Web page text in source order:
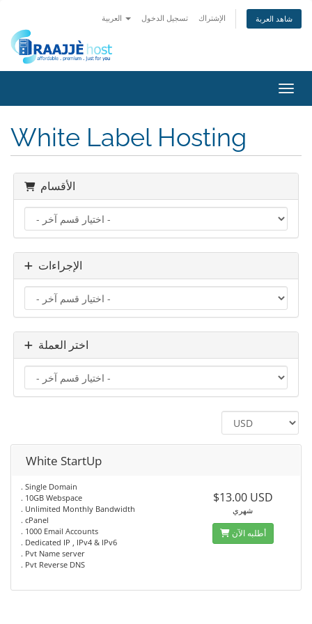
تسجيل الدخول الإشتراك شاهد العربة
White Label Hosting
الأقسام
الإجراءات
اختر العملة
White StartUp
. Single Domain
. 10GB Webspace
. Unlimited Monthly Bandwidth
. cPanel
. 1000 Email Accounts
. Dedicated IP , IPv4 & IPv6
. Pvt Name server
. Pvt Reverse DNS
$13.00 USD
شهري
أطلبه الآن